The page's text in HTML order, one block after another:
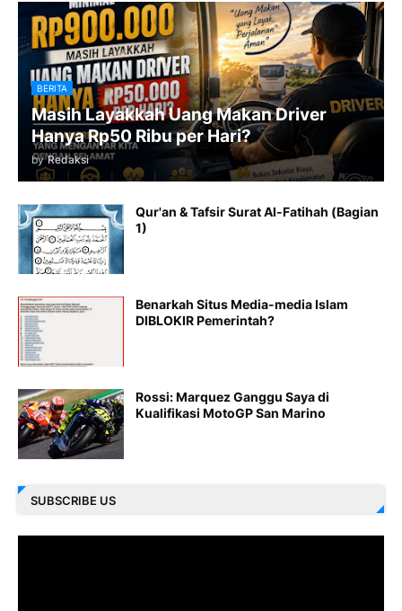
BERITA
Masih Layakkah Uang Makan Driver
Hanya Rp50 Ribu per Hari?
by Redaksi
Qur'an & Tafsir Surat Al-Fatihah (Bagian
1)
Benarkah Situs Media-media Islam
DIBLOKIR Pemerintah?
Rossi: Marquez Ganggu Saya di
Kualifikasi MotoGP San Marino
SUBSCRIBE US